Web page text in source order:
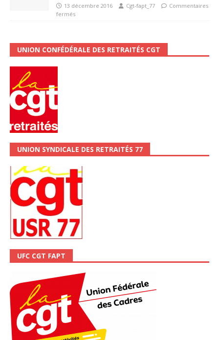
13 décembre 2016 Cgt-fapt_77
Commentaires
fermés
UNION CONFÉDÉRALE DES RETRAITÉS CGT
UNION SYNDICALE DES RETRAITÉS 77
UFC CGT FAPT